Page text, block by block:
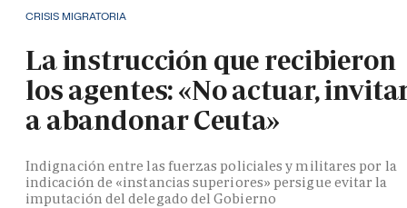
CRISIS MIGRATORIA
La instrucción que recibieron
los agentes: «No actuar,
a abandonar Ceuta»
Indignación entre las fuerzas policiales y militares por la
indicación de «instancias superiores» persigue evitar la
imputación del delegado del Gobierno